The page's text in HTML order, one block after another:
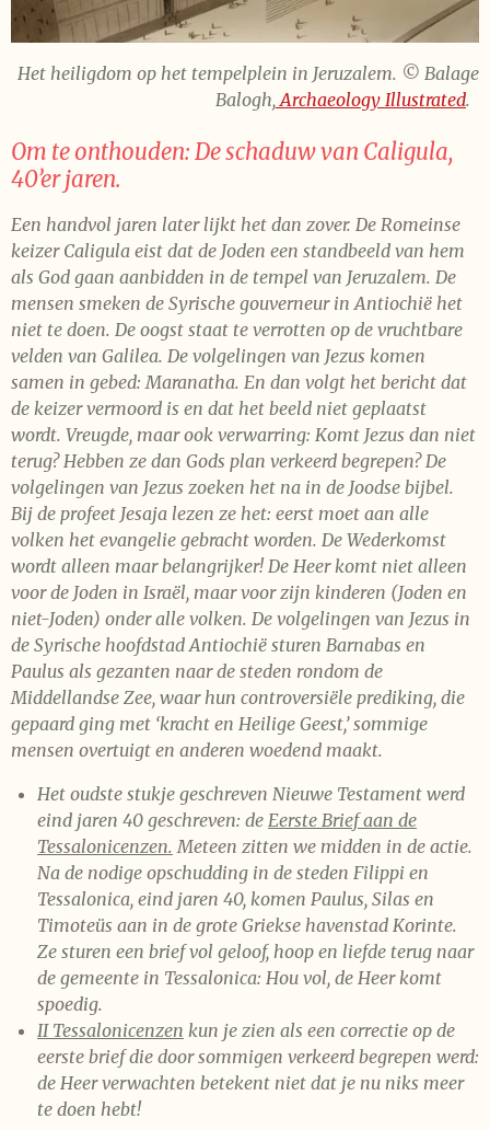
Het heiligdom op het tempelplein in Jeruzalem. © Balage
Balogh, Archaeology Illustrated.
Om te onthouden: De schaduw van Caligula,
40’er jaren.
Een handvol jaren later lijkt het dan zover. De Romeinse
keizer Caligula eist dat de Joden een standbeeld van hem
als God gaan aanbidden in de tempel van Jeruzalem. De
mensen smeken de Syrische gouverneur in Antiochië het
niet te doen. De oogst staat te verrotten op de vruchtbare
velden van Galilea. De volgelingen van Jezus komen
samen in gebed: Maranatha. En dan volgt het bericht dat
de keizer vermoord is en dat het beeld niet geplaatst
wordt. Vreugde, maar ook verwarring: Komt Jezus dan niet
terug? Hebben ze dan Gods plan verkeerd begrepen? De
volgelingen van Jezus zoeken het na in de Joodse bijbel.
Bij de profeet Jesaja lezen ze het: eerst moet aan alle
volken het evangelie gebracht worden. De Wederkomst
wordt alleen maar belangrijker! De Heer komt niet alleen
voor de Joden in Israël, maar voor zijn kinderen (Joden en
niet-Joden) onder alle volken. De volgelingen van Jezus in
de Syrische hoofdstad Antiochië sturen Barnabas en
Paulus als gezanten naar de steden rondom de
Middellandse Zee, waar hun controversiële prediking, die
gepaard ging met ‘kracht en Heilige Geest,’ sommige
mensen overtuigt en anderen woedend maakt.
Het oudste stukje geschreven Nieuwe Testament werd
eind jaren 40 geschreven: de Eerste Brief aan de
Tessalonicenzen. Meteen zitten we midden in de actie.
Na de nodige opschudding in de steden Filippi en
Tessalonica, eind jaren 40, komen Paulus, Silas en
Timoteüs aan in de grote Griekse havenstad Korinte.
Ze sturen een brief vol geloof, hoop en liefde terug naar
de gemeente in Tessalonica: Hou vol, de Heer komt
spoedig.
II Tessalonicenzen kun je zien als een correctie op de
eerste brief die door sommigen verkeerd begrepen werd:
de Heer verwachten betekent niet dat je nu niks meer
te doen hebt!